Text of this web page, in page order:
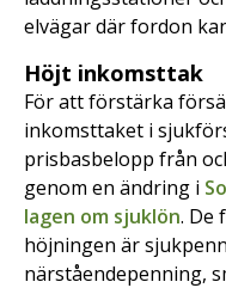
elvägar där fordon
Höjt inkomsttak
För att förstärka
inkomsttaket i
prisbasbelopp från
genom en ändring i
lagen om sjuklön. De
höjningen är
närståendepenning,